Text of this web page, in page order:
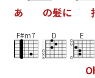
あ の髪に
F#m7 D E
O